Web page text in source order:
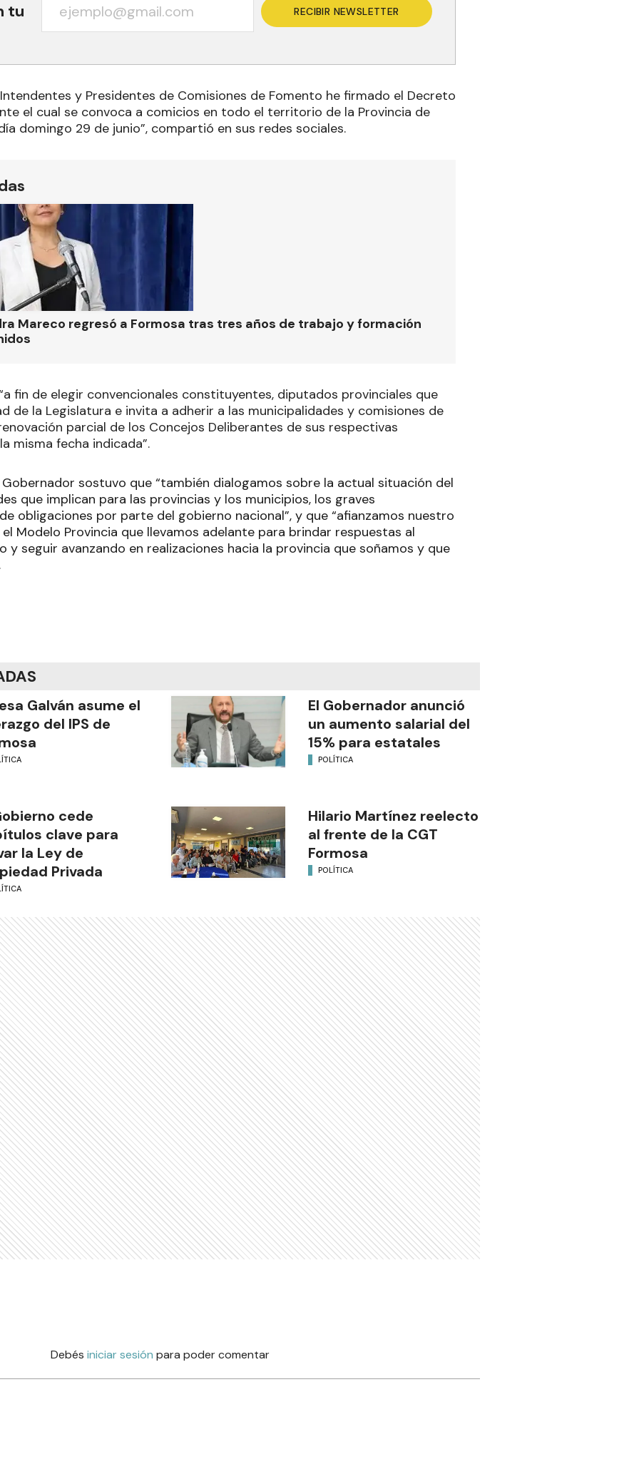
tu RECIBIR NEWSLETTER
y Presidentes de Comisiones de Fomento he firmado el Decreto
el cual se convoca a comicios en todo el territorio de la Provincia de
domingo 29 de junio”, compartió en sus redes sociales.
Mareco regresó a Formosa tras tres años de trabajo y formación
fin de elegir convencionales constituyentes, diputados provinciales que
de la Legislatura e invita a adherir a las municipalidades y comisiones de
parcial de los Concejos Deliberantes de sus respectivas
misma fecha indicada”.
sostuvo que “también dialogamos sobre la actual situación del
que implican para las provincias y los municipios, los graves
obligaciones por parte del gobierno nacional”, y que “afianzamos nuestro
Modelo Provincia que llevamos adelante para brindar respuestas al
y seguir avanzando en realizaciones hacia la provincia que soñamos y que
Galván asume el
del IPS de
El Gobernador anunció
un aumento salarial del
15% para estatales
POLÍTICA
cede
clave para
la Ley de
Privada
Hilario Martínez reelecto
al frente de la CGT
Formosa
POLÍTICA
Debés iniciar sesión para poder comentar